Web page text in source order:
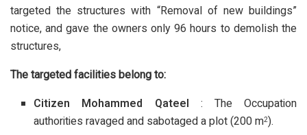
targeted the structures with “Removal of new buildings”
notice, and gave the owners only 96 hours to demolish the
structures,
The targeted facilities belong to:
Citizen Mohammed Qateel : The Occupation
authorities ravaged and sabotaged a plot (200 m2).